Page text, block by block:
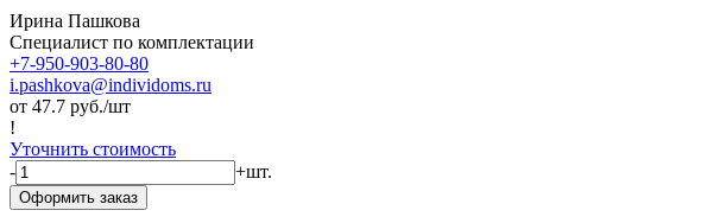
Ирина Пашкова
Специалист по комплектации
+7-950-903-80-80
i.pashkova@individoms.ru
от 47.7 руб./шт
!
Уточнить стоимость
-
+шт.
Оформить заказ